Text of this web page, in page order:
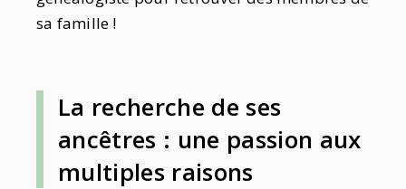
sa famille !
La recherche de ses
ancêtres : une passion aux
multiples raisons